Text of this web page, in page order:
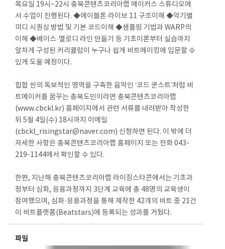
목요일 19시~22시 충북콘텐츠코리아랩 메이커스 스튜디오에
서 수업이 진행된다. ◆에이블톤 라이브 11 구조이해 ◆악기별
미디 시퀀싱 방법 및 기본 코드이해 ◆샘플링 기법과 WARP의
이해 ◆베이스·멜로디 라인 만들기 등 기초이론부터 실습까지
알차게 구성된 커리큘럼이 누구나 쉽게 비트메이킹에 입문할 수
있게 도울 예정이다.
힙합 씬의 독보적인 영역을 구축한 음악인 ‘코드 쿤스트’처럼 비
트메이커를 꿈꾸는 충북도민이라면 충북콘텐츠코리아랩
(www.cbckl.kr) 홈페이지에서 관련 서류를 내려받아 작성한
뒤 5월 4일(수) 18시까지 이메일
(cbckl_risingstar@naver.com) 신청하면 된다. 이 밖에 더
자세한 사항은 충북콘텐츠코리아랩 홈페이지 또는 전화 043-
219-1144에서 확인할 수 있다.
한편, 지난해 충북콘텐츠코리아랩 라이징스타콘에서는 기초과
정부터 심화, 응용과정까지 3단계 교육에 총 48명의 교육생이
참여했으며, 심화·응용과정을 통해 제작한 42개의 비트 중 21건
이 비트플랫폼(Beatstars)에 등록되는 성과를 거뒀다.
파일